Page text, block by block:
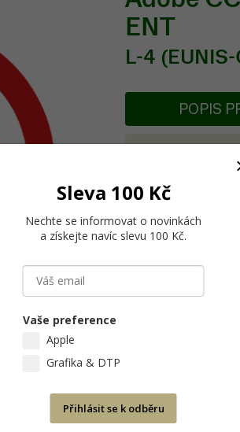
ENT
L-4
POPIS
Nová školní licence
Sleva 100 Kč
Nechte se informovat o novinkách
a získejte navíc slevu 100 Kč.
Vaše preference
Apple
Grafika & DTP
Přihlásit se k odběru